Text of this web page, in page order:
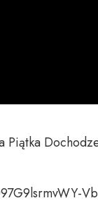
Piątka